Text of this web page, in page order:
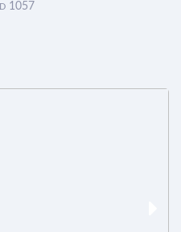
ID 1057